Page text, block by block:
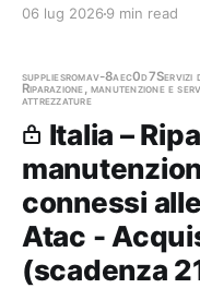
06 lug 2026 9 min read
suppliesromav-8aec0d7Servizi
Riparazione, manutenzione e
attrezzature
Italia –
connessi
Atac -
(scadenza